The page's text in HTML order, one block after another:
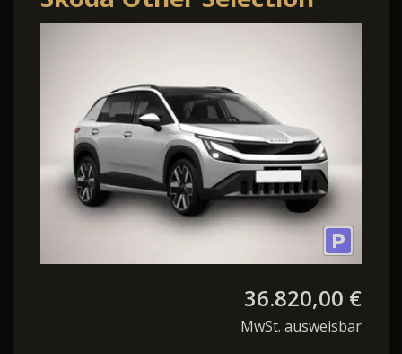
Selection 55kWh 155
36.820,00 €
MwSt. ausweisbar